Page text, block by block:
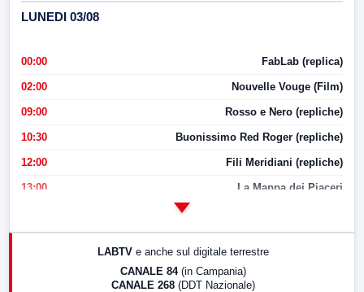
LUNEDI 03/08
00:00 FabLab (replica)
02:00 Nouvelle Vouge (Film)
09:00 Rosso e Nero (repliche)
10:30 Buonissimo Red Roger (repliche)
12:00 Fili Meridiani (repliche)
13:00 La Mappa dei Piaceri
17:00 LabNews (replica)
LABTV e anche sul digitale terrestre
CANALE 84 (in Campania)
CANALE 268 (DDT Nazionale)